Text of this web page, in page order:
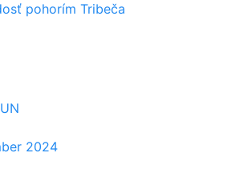
pohorím Tribeča
2024